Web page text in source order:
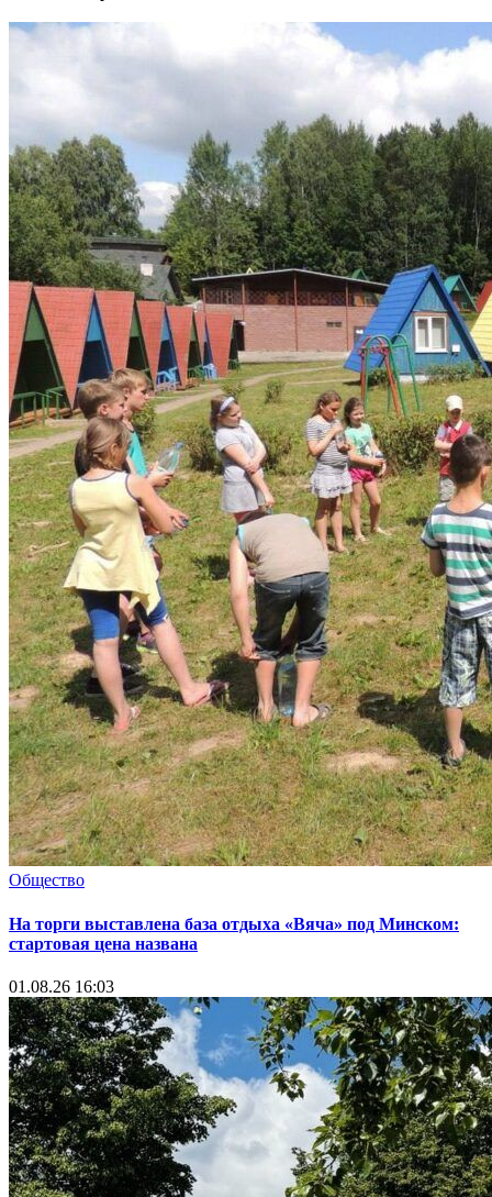
Общество
На торги выставлена база отдыха «Вяча» под Минском:
стартовая цена названа
01.08.26 16:03